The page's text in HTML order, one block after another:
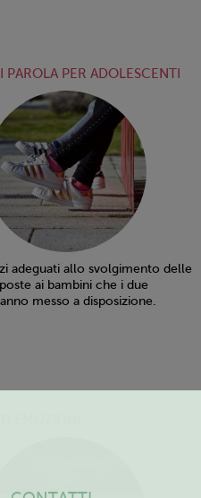
PAROLA PER ADOLESCENTI
adeguati allo svolgimento delle
ai bambini che i due
messo a disposizione.